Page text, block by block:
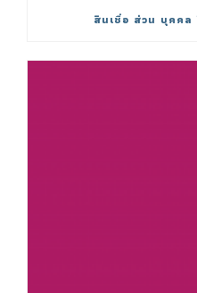
สินเชื่อ ส่วน บุคคล